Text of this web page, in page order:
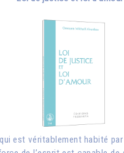
est véritablement habité par